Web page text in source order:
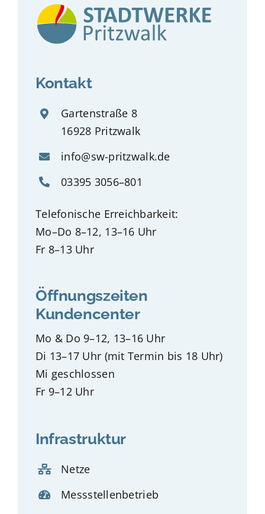
Kontakt
Gartenstraße 8
16928 Pritzwalk
info@sw-pritzwalk.de
03395 3056–801
Telefonische Erreichbarkeit:
Mo–Do 8–12, 13–16 Uhr
Fr 8–13 Uhr
Öffnungszeiten
Kundencenter
Mo & Do 9–12, 13–16 Uhr
Di 13–17 Uhr (mit Termin bis 18 Uhr)
Mi geschlossen
Fr 9–12 Uhr
Infrastruktur
Netze
Messstellenbetrieb